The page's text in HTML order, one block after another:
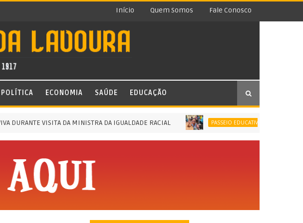
Início Quem Somos Fale Conosco
POLÍTICA ECONOMIA SAÚDE EDUCAÇÃO
VISITA DA MINISTRA DA IGUALDADE RACIAL PASSEIO EDUCATIVO PASSEIO